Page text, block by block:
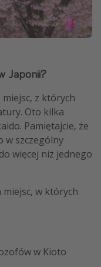
Japonii?
miejsc, z których
Oto kilka
Pamiętajcie, że
w szczególny
więcej niż jednego
w których
w Kioto